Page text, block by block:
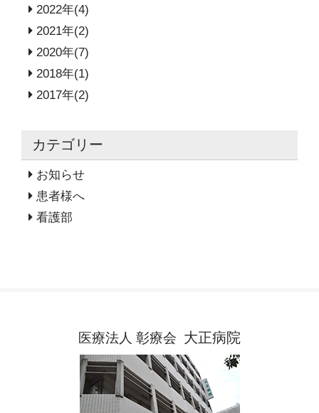
2022年(4)
2021年(2)
2020年(7)
2018年(1)
2017年(2)
カテゴリー
お知らせ
患者様へ
看護部
医療法人 彰療会 大正病院